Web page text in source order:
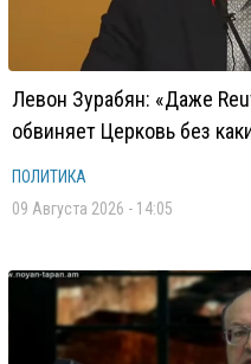
Левон Зурабян: «Даже
обвиняет Церковь без
ПОЛИТИКА
09 Августа 2026 - 14:05